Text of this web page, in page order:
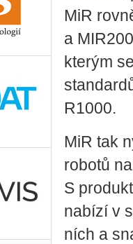
MiR
a
kte­rým
R1000.
MiR tak
ro­bo­tů
S
na­bí­zí v
ních a